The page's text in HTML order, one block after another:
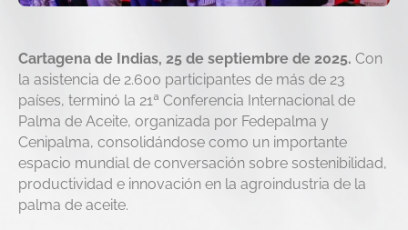
Cartagena de Indias, 25 de septiembre de 2025. Con
la asistencia de 2.600 participantes de más de 23
países, terminó la 21ª Conferencia Internacional de
Palma de Aceite, organizada por Fedepalma y
Cenipalma, consolidándose como un importante
espacio mundial de conversación sobre sostenibilidad,
productividad e innovación en la agroindustria de la
palma de aceite.